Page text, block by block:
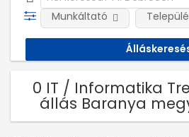
Munkáltató
0 IT / Informatika
állás Baranya